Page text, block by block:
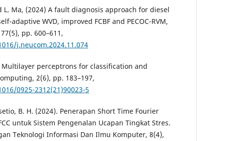
L. Ma, (2024) A fault diagnosis approach for diesel
adaptive WVD, improved FCBF and PECOC-RVM,
pp. 600–611,
j.neucom.2024.11.074
Multilayer perceptrons for classification and
2(6), pp. 183–197,
0925-2312(21)90023-5
B. H. (2024). Penerapan Short Time Fourier
untuk Sistem Pengenalan Ucapan Tingkat Stres.
Teknologi Informasi Dan Ilmu Komputer, 8(4),